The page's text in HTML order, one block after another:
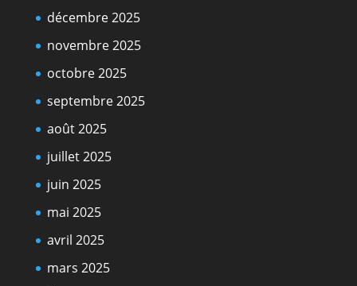
décembre 2025
novembre 2025
octobre 2025
septembre 2025
août 2025
juillet 2025
juin 2025
mai 2025
avril 2025
mars 2025